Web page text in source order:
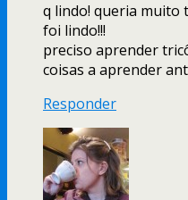
q lindo! queria muito
foi lindo!!!
preciso aprender
coisas a aprender
Responder